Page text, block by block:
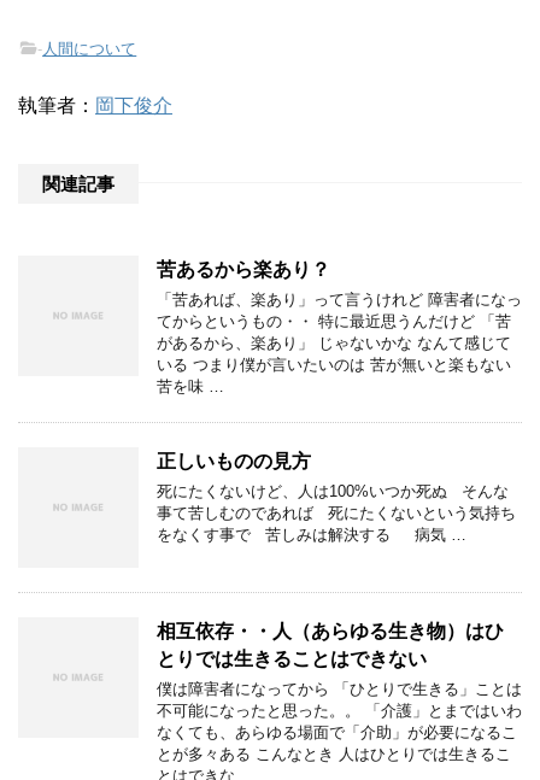
- 人間について
執筆者： 岡下俊介
関連記事
苦あるから楽あり？
「苦あれば、楽あり」って言うけれど 障害者になっ
てからというもの・・ 特に最近思うんだけど 「苦
があるから、楽あり」 じゃないかな なんて感じて
いる つまり僕が言いたいのは 苦が無いと楽もない
苦を味 …
正しいものの見方
死にたくないけど、人は100%いつか死ぬ そんな
事て苦しむのであれば 死にたくないという気持ち
をなくす事で 苦しみは解決する 病気 …
相互依存・・人（あらゆる生き物）はひ
とりでは生きることはできない
僕は障害者になってから 「ひとりで生きる」ことは
不可能になったと思った。。 「介護」とまではいわ
なくても、あらゆる場面で「介助」が必要になるこ
とが多々ある こんなとき 人はひとりでは生きるこ
とはできな …